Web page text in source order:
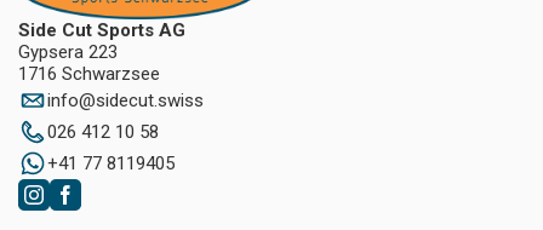
Side Cut Sports AG
Gypsera 223
1716 Schwarzsee
info@sidecut.swiss
026 412 10 58
+41 77 8119405